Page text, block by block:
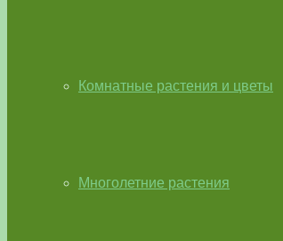
Комнатные растения и цветы
Многолетние растения